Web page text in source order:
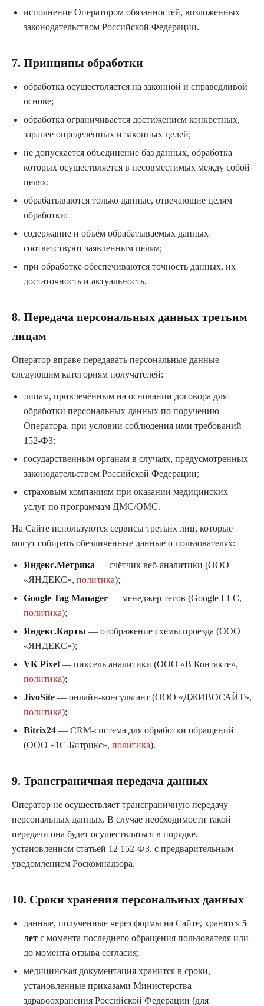
исполнение Оператором обязанностей, возложенных
законодательством Российской Федерации.
7. Принципы обработки
обработка осуществляется на законной и справедливой
основе;
обработка ограничивается достижением конкретных,
заранее определённых и законных целей;
не допускается объединение баз данных, обработка
которых осуществляется в несовместимых между собой
целях;
обрабатываются только данные, отвечающие целям
обработки;
содержание и объём обрабатываемых данных
соответствуют заявленным целям;
при обработке обеспечиваются точность данных, их
достаточность и актуальность.
8. Передача персональных данных третьим
лицам
Оператор вправе передавать персональные данные
следующим категориям получателей:
лицам, привлечённым на основании договора для
обработки персональных данных по поручению
Оператора, при условии соблюдения ими требований
152-ФЗ;
государственным органам в случаях, предусмотренных
законодательством Российской Федерации;
страховым компаниям при оказании медицинских
услуг по программам ДМС/ОМС.
На Сайте используются сервисы третьих лиц, которые
могут собирать обезличенные данные о пользователях:
Яндекс.Метрика — счётчик веб-аналитики (ООО
«ЯНДЕКС», политика);
Google Tag Manager — менеджер тегов (Google LLC,
политика);
Яндекс.Карты — отображение схемы проезда (ООО
«ЯНДЕКС»);
VK Pixel — пиксель аналитики (ООО «В Контакте»,
политика);
JivoSite — онлайн-консультант (ООО «ДЖИВОСАЙТ»,
политика);
Bitrix24 — CRM-система для обработки обращений
(ООО «1С-Битрикс», политика).
9. Трансграничная передача данных
Оператор не осуществляет трансграничную передачу
персональных данных. В случае необходимости такой
передачи она будет осуществляться в порядке,
установленном статьёй 12 152-ФЗ, с предварительным
уведомлением Роскомнадзора.
10. Сроки хранения персональных данных
данные, полученные через формы на Сайте, хранятся 5
лет с момента последнего обращения пользователя или
до момента отзыва согласия;
медицинская документация хранится в сроки,
установленные приказами Министерства
здравоохранения Российской Федерации (для